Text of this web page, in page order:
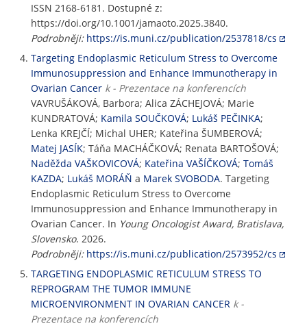
ISSN 2168-6181. Dostupné z:
https://doi.org/10.1001/jamaoto.2025.3840.
Podrobněji: https://is.muni.cz/publication/2537818/cs
Targeting Endoplasmic Reticulum Stress to Overcome
Immunosuppression and Enhance Immunotherapy in
Ovarian Cancer k - Prezentace na konferencích
VAVRUŠÁKOVÁ, Barbora; Alica ZÁCHEJOVÁ; Marie
KUNDRATOVÁ; Kamila SOUČKOVÁ; Lukáš PEČINKA;
Lenka KREJČÍ; Michal UHER; Kateřina ŠUMBEROVÁ;
Matej JASÍK; Táňa MACHÁČKOVÁ; Renata BARTOŠOVÁ;
Naděžda VAŠKOVICOVÁ; Kateřina VAŠÍČKOVÁ; Tomáš
KAZDA; Lukáš MORÁŇ a Marek SVOBODA. Targeting
Endoplasmic Reticulum Stress to Overcome
Immunosuppression and Enhance Immunotherapy in
Ovarian Cancer. In Young Oncologist Award, Bratislava,
Slovensko. 2026.
Podrobněji: https://is.muni.cz/publication/2573952/cs
TARGETING ENDOPLASMIC RETICULUM STRESS TO
REPROGRAM THE TUMOR IMMUNE
MICROENVIRONMENT IN OVARIAN CANCER k -
Prezentace na konferencích